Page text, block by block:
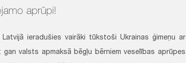
aprūpi!
ieradušies vairāki tūkstoši Ukrainas ģimeņu ar
valsts apmaksā bēgļu bērniem veselības aprūpes